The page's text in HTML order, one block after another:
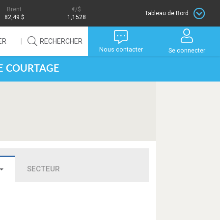
Brent
82,49 $
/$
1,1528
Tableau de Bord
RECHERCHER
Nous contacter Se connecter
COURTAGE
SECTEUR